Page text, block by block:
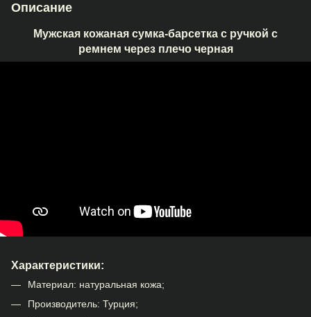
Описание
Мужская кожаная сумка-барсетка с ручкой с
ремнем через плечо черная
Характеристики:
Материал: натуральная кожа;
Производитель: Турция;